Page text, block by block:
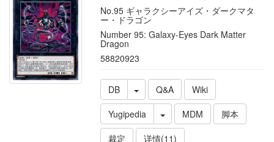
No.95 ギャラクシーアイズ・ダークマタ
ー・ドラゴン
Number 95: Galaxy-Eyes Dark Matter
Dragon
58820923
DB Q&A
Wiki
Yugipedia
MDM
脚本
裁定
详情(11)